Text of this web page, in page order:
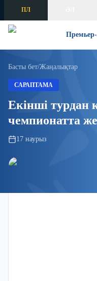
Skip to content
ПЛ
Басты бет/Жаңалықтар
САРАПТАМА
Екінші турдан
чемпионатта
17 наурыз